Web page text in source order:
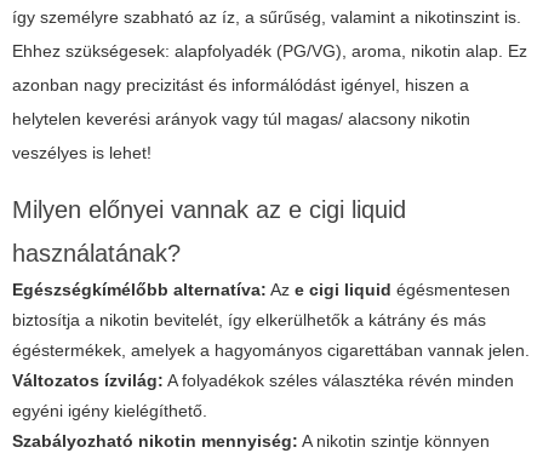
így személyre szabható az íz, a sűrűség, valamint a nikotinszint is.
Ehhez szükségesek: alapfolyadék (PG/VG), aroma, nikotin alap. Ez
azonban nagy precizitást és informálódást igényel, hiszen a
helytelen keverési arányok vagy túl magas/ alacsony nikotin
veszélyes is lehet!
Milyen előnyei vannak az e cigi liquid
használatának?
Egészségkímélőbb alternatíva: Az e cigi liquid égésmentesen
biztosítja a nikotin bevitelét, így elkerülhetők a kátrány és más
égéstermékek, amelyek a hagyományos cigarettában vannak jelen.
Változatos ízvilág: A folyadékok széles választéka révén minden
egyéni igény kielégíthető.
Szabályozható nikotin mennyiség: A nikotin szintje könnyen